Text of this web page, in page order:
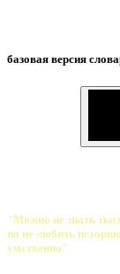
базовая версия
"Можно не знать
но не любить
умственно"